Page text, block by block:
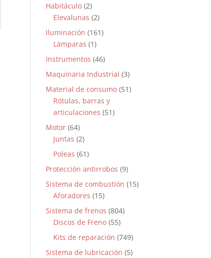
Habitáculo (2)
Elevalunas (2)
Iluminación (161)
Lámparas (1)
Instrumentos (46)
Maquinaria Industrial (3)
Material de consumo (51)
Rótulas, barras y
articulaciones (51)
Motor (64)
Juntas (2)
Poleas (61)
Protección antirrobos (9)
Sistema de combustión (15)
Aforadores (15)
Sistema de frenos (804)
Discos de Freno (55)
Kits de reparación (749)
Sistema de lubricación (5)